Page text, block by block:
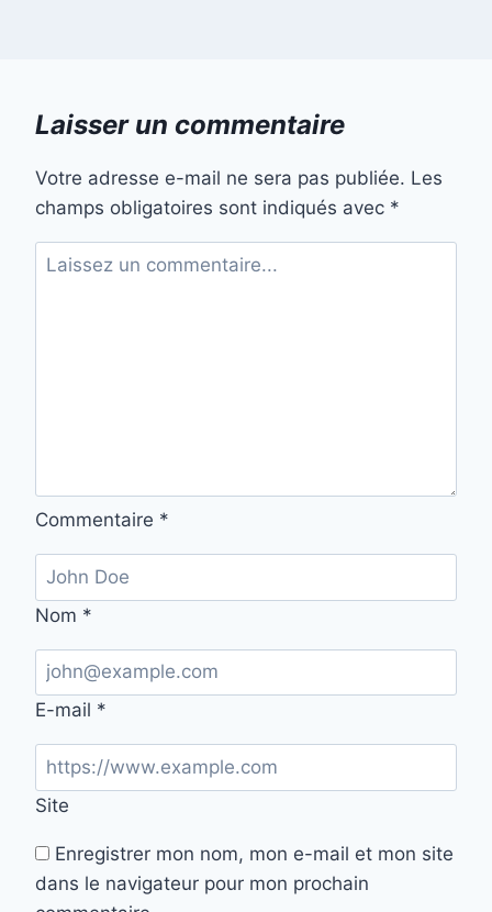
Laisser un commentaire
Votre adresse e-mail ne sera pas publiée. Les
champs obligatoires sont indiqués avec *
Commentaire *
Nom *
E-mail *
Site
Enregistrer mon nom, mon e-mail et mon site
dans le navigateur pour mon prochain